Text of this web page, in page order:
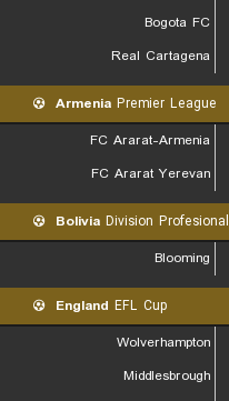
Bogota FC
Real Cartagena
Armenia Premier League
FC Ararat-Armenia
FC Ararat Yerevan
Bolivia Division Profesional
Blooming
England EFL Cup
Wolverhampton
Middlesbrough